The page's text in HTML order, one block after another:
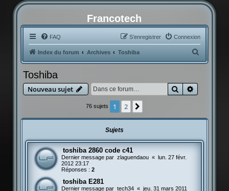
Francotech
FAQ Connexion
S’enregistrer
Index du forum Archives Toshiba
e
h
Toshiba
Nouveau sujet Rechercher
76 sujets 1 2
Sujets
toshiba 2860 code c41
Dernier message par zlaguendaou «
lun. 27 févr.
2012 23:17
Réponses : 2
toshiba E281
Dernier message par tech34 « jeu. 31 mars 2011